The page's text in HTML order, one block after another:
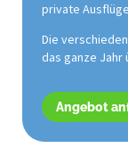
private
Die
das ganze Jahr
Angebot